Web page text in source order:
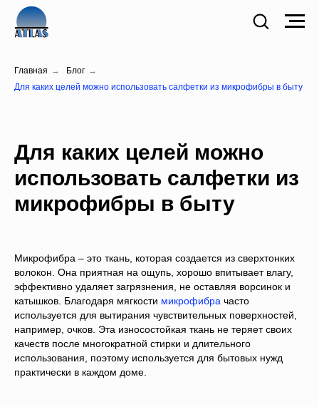
Главная → Блог →
Для каких целей можно использовать салфетки из микрофибры в быту
Для каких целей можно
использовать салфетки из
микрофибры в быту
Микрофибра – это ткань, которая создается из сверхтонких
волокон. Она приятная на ощупь, хорошо впитывает влагу,
эффективно удаляет загрязнения, не оставляя ворсинок и
катышков. Благодаря мягкости микрофибра часто
используется для вытирания чувствительных поверхностей,
например, очков. Эта износостойкая ткань не теряет своих
качеств после многократной стирки и длительного
использования, поэтому используется для бытовых нужд
практически в каждом доме.